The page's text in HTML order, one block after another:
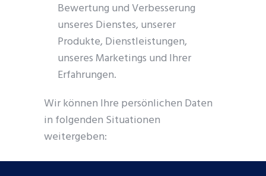
Bewertung und Verbesserung
unseres Dienstes, unserer
Produkte, Dienstleistungen,
unseres Marketings und Ihrer
Erfahrungen.
Wir können Ihre persönlichen Daten
in folgenden Situationen
weitergeben: